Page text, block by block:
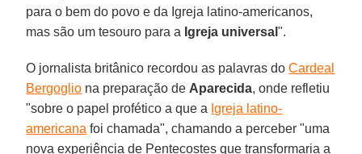
para o bem do povo e da Igreja latino-americanos,
mas são um tesouro para a Igreja universal".
O jornalista britânico recordou as palavras doCardeal
Bergoglio na preparação de Aparecida, onde refletiu
"sobre o papel profético a que a Igreja latino-
americana foi chamada", chamando a perceber "uma
nova experiência de Pentecostes que transformaria a